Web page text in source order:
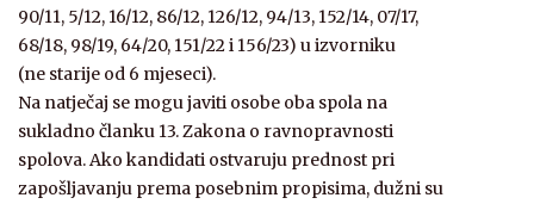
90/11, 5/12, 16/12, 86/12, 126/12, 94/13, 152/14, 07/17,
68/18, 98/19, 64/20, 151/22 i 156/23) u izvorniku
(ne starije od 6 mjeseci).
Na natječaj se mogu javiti osobe oba spola na
sukladno članku 13. Zakona o ravnopravnosti
spolova. Ako kandidati ostvaruju prednost pri
zapošljavanju prema posebnim propisima, dužni su